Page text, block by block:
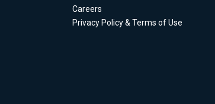
Careers
Privacy Policy & Terms of Use